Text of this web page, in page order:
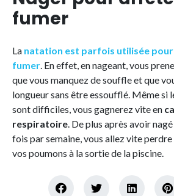
fumer
La natation est parfois utilisée
fumer. En effet, en nageant, vous
que vous manquez de souffle et que
longueur sans être essoufflé. Même si
sont difficiles, vous gagnerez vite en
respiratoire. De plus après avoir
fois par semaine, vous allez vite perdre
vos poumons à la sortie de la piscine.